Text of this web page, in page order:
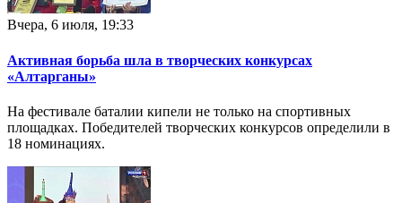
Вчера, 6 июля, 19:33
Активная борьба шла в творческих конкурсах
«Алтарганы»
На фестивале баталии кипели не только на спортивных
площадках. Победителей творческих конкурсов определили в
18 номинациях.